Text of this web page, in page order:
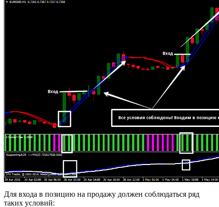
Для входа в позицию на продажу должен соблюдаться ряд
таких условий: